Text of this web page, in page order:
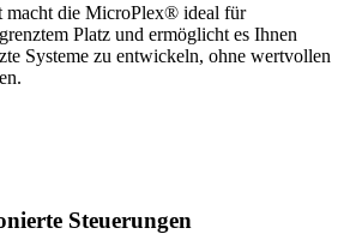
macht die MicroPlex® ideal für
Platz und ermöglicht es Ihnen
Systeme zu entwickeln, ohne wertvollen
Steuerungen